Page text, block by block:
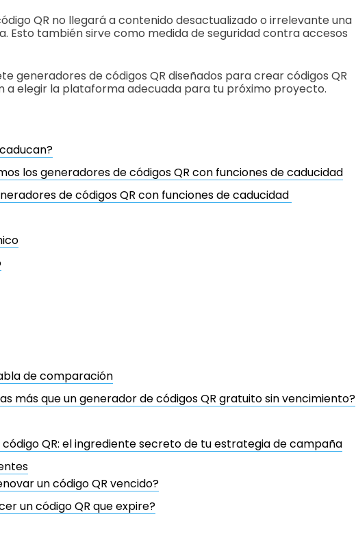
QR no llegará a contenido desactualizado o irrelevante una
Esto también sirve como medida de seguridad contra accesos
generadores de códigos QR diseñados para crear códigos QR
a elegir la plataforma adecuada para tu próximo proyecto.
los generadores de códigos QR con funciones de caducidad
de códigos QR con funciones de caducidad
de comparación
más que un generador de códigos QR gratuito sin vencimiento?
código QR: el ingrediente secreto de tu estrategia de campaña
un código QR vencido?
un código QR que expire?